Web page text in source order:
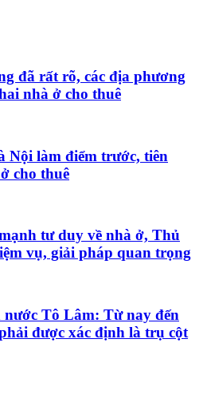
đã rất rõ, các địa phương
nhà ở cho thuê
Nội làm điểm trước, tiên
cho thuê
tư duy về nhà ở, Thủ
vụ, giải pháp quan trọng
Tô Lâm: Từ nay đến
được xác định là trụ cột